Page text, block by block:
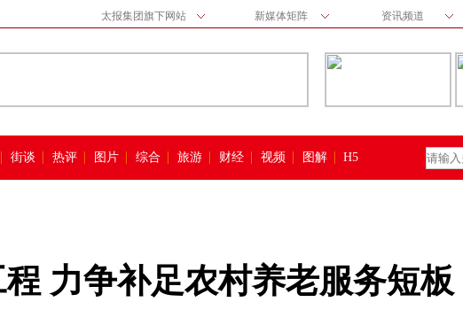
太报集团旗下网站 新媒体矩阵 资讯频道
街谈 热评 图片 综合 旅游 财经 视频 图解 H5
力争补足农村养老服务短板